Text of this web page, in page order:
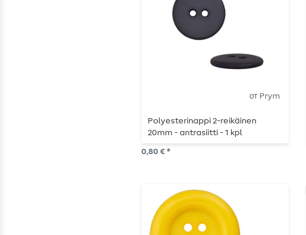
от Prym
Polyesterinappi 2-reikäinen
20mm - antrasiitti - 1 kpl
0,80 € *